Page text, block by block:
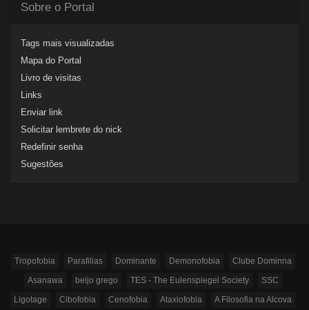
Sobre o Portal
Tags mais visualizadas
Mapa do Portal
Livro de visitas
Links
Enviar link
Solicitar lembrete do nick
Redefinir senha
Sugestões
Tropofobia Parafilias Dominante Demonofobia
Clube Dominna
Asanawa
beijo grego TES - The Eulenspiegel Society
SSC
Ligotage
Cibofobia Cenofobia Ataxiofobia A Filosofia na Alcova